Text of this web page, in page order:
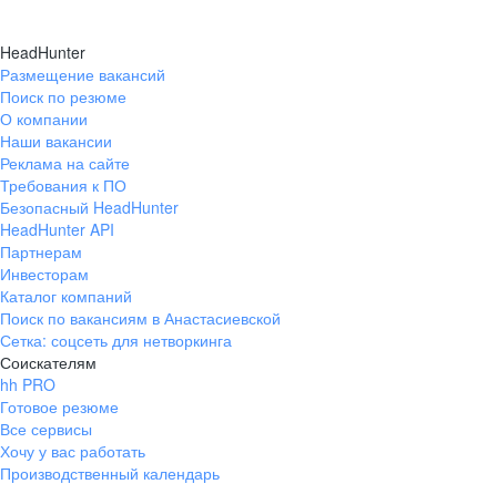
HeadHunter
Размещение вакансий
Поиск по резюме
О компании
Наши вакансии
Реклама на сайте
Требования к ПО
Безопасный HeadHunter
HeadHunter API
Партнерам
Инвесторам
Каталог компаний
Поиск по вакансиям в Анастасиевской
Сетка: соцсеть для нетворкинга
Соискателям
hh PRO
Готовое резюме
Все сервисы
Хочу у вас работать
Производственный календарь